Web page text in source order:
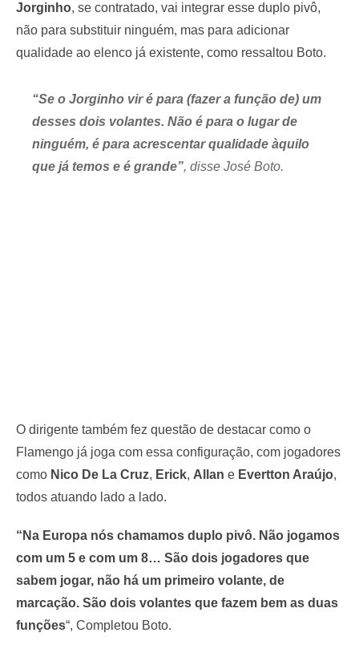
Jorginho, se contratado, vai integrar esse duplo pivô,
não para substituir ninguém, mas para adicionar
qualidade ao elenco já existente, como ressaltou Boto.
“Se o Jorginho vir é para (fazer a função de) um
desses dois volantes. Não é para o lugar de
ninguém, é para acrescentar qualidade àquilo
que já temos e é grande”, disse José Boto.
O dirigente também fez questão de destacar como o
Flamengo já joga com essa configuração, com jogadores
como Nico De La Cruz, Erick, Allan e Evertton Araújo,
todos atuando lado a lado.
“Na Europa nós chamamos duplo pivô. Não jogamos
com um 5 e com um 8… São dois jogadores que
sabem jogar, não há um primeiro volante, de
marcação. São dois volantes que fazem bem as duas
funções“, Completou Boto.